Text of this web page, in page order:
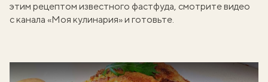
этим рецептом известного фастфуда, смотрите видео
с канала «Моя кулинария» и готовьте.